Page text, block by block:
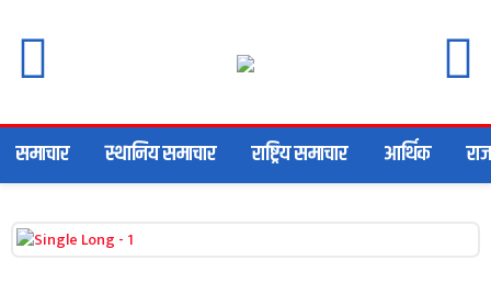
समाचार स्थानिय समाचार राष्ट्रिय समाचार आर्थिक